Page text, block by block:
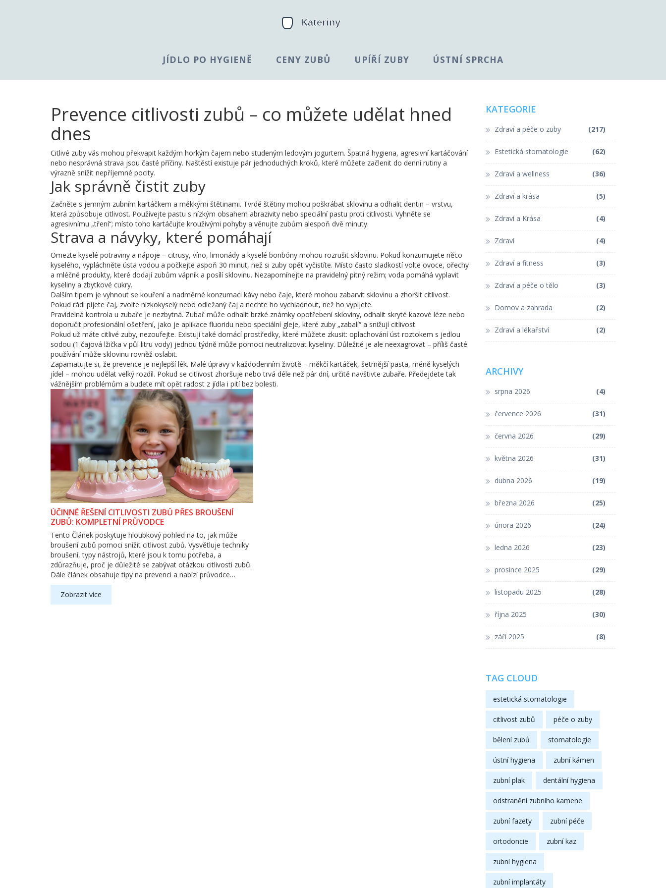
JÍDLO PO HYGIENĚ CENY ZUBŮ UPÍŘÍ ZUBY ÚSTNÍ SPRCHA
Prevence citlivosti zubů – co můžete udělat hned
dnes
Citlivé zuby vás mohou překvapit každým horkým čajem nebo studeným ledovým jogurtem. Špatná hygiena, agresivní kartáčování
nebo nesprávná strava jsou časté příčiny. Naštěstí existuje pár jednoduchých kroků, které můžete začlenit do denní rutiny a
výrazně snížit nepříjemné pocity.
Jak správně čistit zuby
Začněte s jemným zubním kartáčkem a měkkými štětinami. Tvrdé štětiny mohou poškrábat sklovinu a odhalit dentin – vrstvu,
která způsobuje citlivost. Používejte pastu s nízkým obsahem abrazivity nebo speciální pastu proti citlivosti. Vyhněte se
agresivnímu „tření“; místo toho kartáčujte krouživými pohyby a věnujte zubům alespoň dvě minuty.
Strava a návyky, které pomáhají
Omezte kyselé potraviny a nápoje – citrusy, víno, limonády a kyselé bonbóny mohou rozrušit sklovinu. Pokud konzumujete něco
kyselého, vypláchněte ústa vodou a počkejte aspoň 30 minut, než si zuby opět vyčistíte. Místo často sladkostí volte ovoce, ořechy
a mléčné produkty, které dodají zubům vápník a posílí sklovinu. Nezapomínejte na pravidelný pitný režim; voda pomáhá vyplavit
kyseliny a zbytkové cukry.
Dalším tipem je vyhnout se kouření a nadměrné konzumaci kávy nebo čaje, které mohou zabarvit sklovinu a zhoršit citlivost.
Pokud rádi pijete čaj, zvolte nízkokyselý nebo odležaný čaj a nechte ho vychladnout, než ho vypijete.
Pravidelná kontrola u zubaře je nezbytná. Zubař může odhalit brzké známky opotřebení skloviny, odhalit skryté kazové léze nebo
doporučit profesionální ošetření, jako je aplikace fluoridu nebo speciální gleje, které zuby „zabalí“ a snižují citlivost.
Pokud už máte citlivé zuby, nezoufejte. Existují také domácí prostředky, které můžete zkusit: oplachování úst roztokem s jedlou
sodou (1 čajová lžička v půl litru vody) jednou týdně může pomoci neutralizovat kyseliny. Důležité je ale neexagrovat – příliš časté
používání může sklovinu rovněž oslabit.
Zapamatujte si, že prevence je nejlepší lék. Malé úpravy v každodenním životě – měkčí kartáček, šetrnější pasta, méně kyselých
jídel – mohou udělat velký rozdíl. Pokud se citlivost zhoršuje nebo trvá déle než pár dní, určitě navštivte zubaře. Předejdete tak
vážnějším problémům a budete mít opět radost z jídla i pití bez bolesti.
ÚČINNÉ ŘEŠENÍ CITLIVOSTI ZUBŮ PŘES BROUŠENÍ
ZUBŮ: KOMPLETNÍ PRŮVODCE
Tento Článek poskytuje hloubkový pohled na to, jak může
broušení zubů pomoci snížit citlivost zubů. Vysvětluje techniky
broušení, typy nástrojů, které jsou k tomu potřeba, a
zdůrazňuje, proč je důležité se zabývat otázkou citlivosti zubů.
Dále článek obsahuje tipy na prevenci a nabízí průvodce
postupem domácí péče o citlivé zuby.
Zobrazit více
KATEGORIE
Zdraví a péče o zuby (217)
Estetická stomatologie (62)
Zdraví a wellness (36)
Zdraví a krása (5)
Zdraví a Krása (4)
Zdraví (4)
Zdraví a fitness (3)
Zdraví a péče o tělo (3)
Domov a zahrada (2)
Zdraví a lékařství (2)
ARCHIVY
srpna 2026 (4)
července 2026 (31)
června 2026 (29)
května 2026 (31)
dubna 2026 (19)
března 2026 (25)
února 2026 (24)
ledna 2026 (23)
prosince 2025 (29)
listopadu 2025 (28)
října 2025 (30)
září 2025 (8)
TAG CLOUD
estetická stomatologie
citlivost zubů péče o zuby
bělení zubů stomatologie
ústní hygiena zubní kámen
zubní plak dentální hygiena
odstranění zubního kamene
zubní fazety zubní péče
ortodoncie zubní kaz
zubní hygiena
zubní implantáty